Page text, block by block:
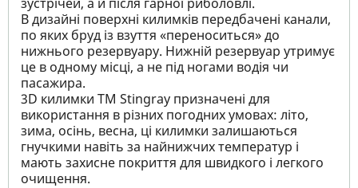
В дизайні поверхні килимків передбачені канали,
по яких бруд із взуття «переноситься» до
нижнього резервуару. Нижній резервуар утримує
це в одному місці, а не під ногами водія чи
пасажира.
3D килимки TM Stingray призначені для
використання в різних погодних умовах: літо,
зима, осінь, весна, ці килимки залишаються
гнучкими навіть за найнижчих температур і
мають захисне покриття для швидкого і легкого
очищення.